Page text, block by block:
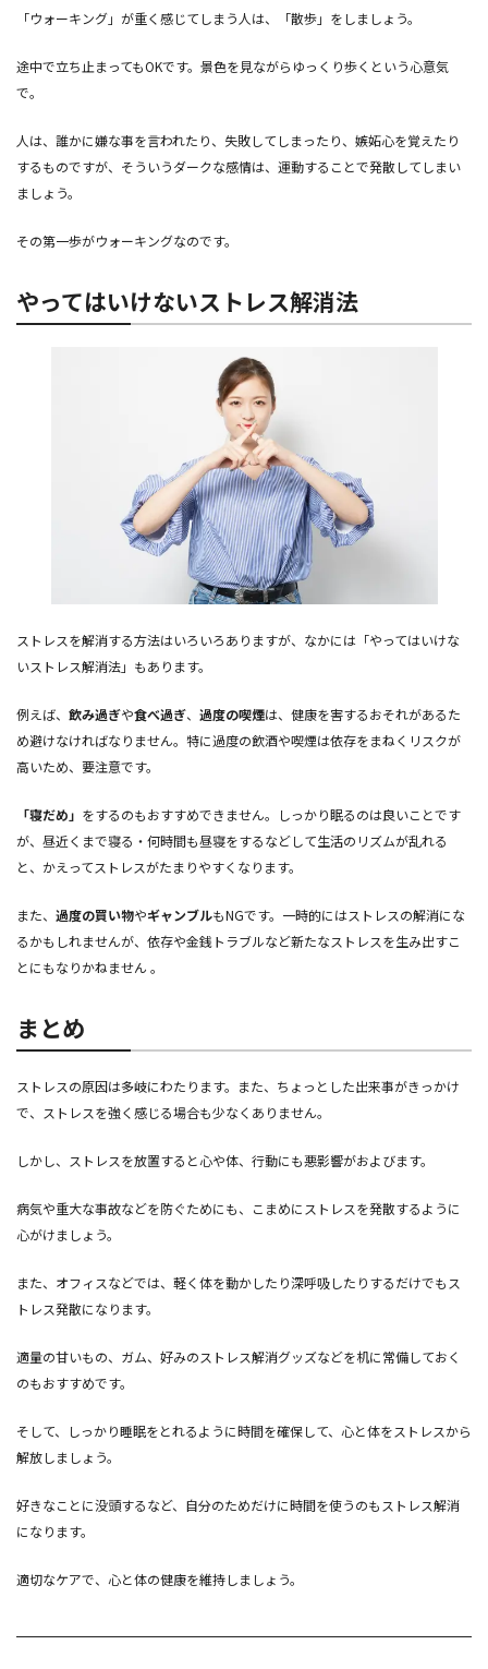
「ウォーキング」が重く感じてしまう人は、「散歩」をしましょう。
途中で立ち止まってもOKです。景色を見ながらゆっくり歩くという心意気
で。
人は、誰かに嫌な事を言われたり、失敗してしまったり、嫉妬心を覚えたり
するものですが、そういうダークな感情は、運動することで発散してしまい
ましょう。
その第一歩がウォーキングなのです。
やってはいけないストレス解消法
ストレスを解消する方法はいろいろありますが、なかには「やってはいけな
いストレス解消法」もあります。
例えば、 飲み過ぎや食べ過ぎ、 過度の喫煙は、健康を害するおそれがあるた
め避けなければなりません。特に過度の飲酒や喫煙は依存をまねくリスクが
高いため、要注意です。
「寝だめ」 をするのもおすすめできません。しっかり眠るのは良いことです
が、昼近くまで寝る・何時間も昼寝をするなどして生活のリズムが乱れる
と、かえってストレスがたまりやすくなります。
また、 過度の買い物やギャンブルもNGです。一時的にはストレスの解消にな
るかもしれませんが、依存や金銭トラブルなど新たなストレスを生み出すこ
とにもなりかねません 。
まとめ
ストレスの原因は多岐にわたります。また、ちょっとした出来事がきっかけ
で、ストレスを強く感じる場合も少なくありません。
しかし、ストレスを放置すると心や体、行動にも悪影響がおよびます。
病気や重大な事故などを防ぐためにも、こまめにストレスを発散するように
心がけましょう。
また、オフィスなどでは、軽く体を動かしたり深呼吸したりするだけでもス
トレス発散になります。
適量の甘いもの、ガム、好みのストレス解消グッズなどを机に常備しておく
のもおすすめです。
そして、しっかり睡眠をとれるように時間を確保して、心と体をストレスから
解放しましょう。
好きなことに没頭するなど、自分のためだけに時間を使うのもストレス解消
になります。
適切なケアで、心と体の健康を維持しましょう。